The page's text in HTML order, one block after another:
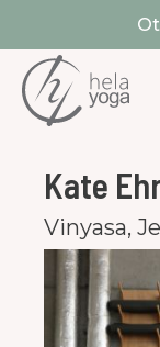
Kate
Vinyasa,